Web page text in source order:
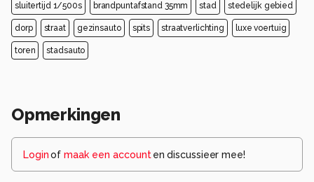
sluitertijd 1/500s brandpuntafstand 35mm stad stedelijk gebied
dorp straat gezinsauto spits straatverlichting luxe voertuig
toren stadsauto
Opmerkingen
Loginof maak een account en discussieer mee!